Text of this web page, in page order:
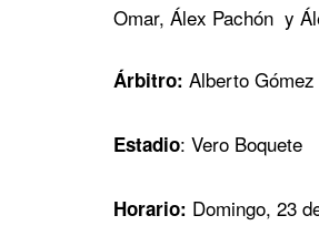
Omar, Álex Pachón y
Árbitro: Alberto
Estadio: Vero Boquete
Horario: Domingo, 23